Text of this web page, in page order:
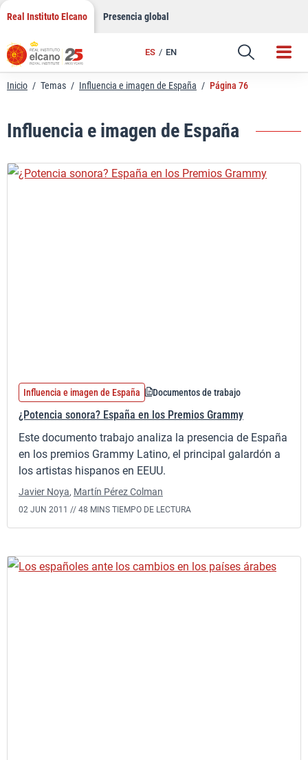
Saltar
contenido
Real Instituto Elcano Presencia global
ES EN
Inicio / Temas / Influencia e imagen de España / Página 76
Influencia e imagen de España
Influencia e imagen de España Documentos de trabajo
¿Potencia sonora? España en los Premios Grammy
Este documento trabajo analiza la presencia de España
en los premios Grammy Latino, el principal galardón a
los artistas hispanos en EEUU.
Javier Noya, Martín Pérez Colman
02 JUN 2011 // 48 MINS TIEMPO DE LECTURA